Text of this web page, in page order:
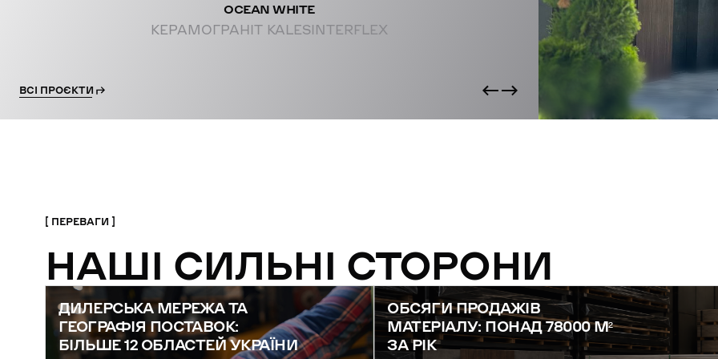
OCEAN WHITE
КЕРАМОГРАНІТ KALESINTERFLEX
ВСІ ПРОЄКТИ
ПЕРЕВАГИ
НАШІ СИЛЬНІ СТОРОНИ
ДИЛЕРСЬКА МЕРЕЖА ТА
ГЕОГРАФІЯ ПОСТАВОК:
БІЛЬШЕ 12 ОБЛАСТЕЙ УКРАЇНИ
ОБСЯГИ ПРОДАЖІВ
МАТЕРІАЛУ: ПОНАД 78000 М²
ЗА РІК